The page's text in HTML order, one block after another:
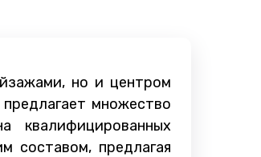
но и центром
множество
квалифицированных
составом, предлагая